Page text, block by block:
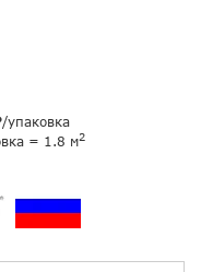
/упаковка
= 1.8 м2